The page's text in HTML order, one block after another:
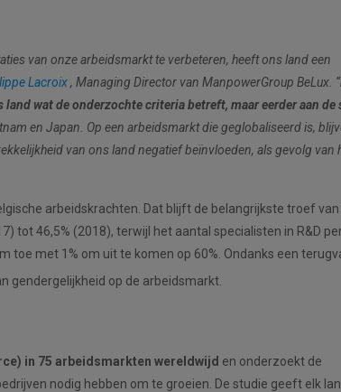
van onze arbeidsmarkt te verbeteren, heeft ons land een
Lacroix, Managing Director van ManpowerGroup BeLux. “
wat de onderzochte criteria betreft, maar eerder aan de
en Japan. Op een arbeidsmarkt die geglobaliseerd is,
van ons land negatief beïnvloeden, als gevolg van
arbeidskrachten. Dat blijft de belangrijkste troef van
tot 46,5% (2018), terwijl het aantal specialisten in R&D
toe met 1% om uit te komen op 60%. Ondanks een
gendergelijkheid op de arbeidsmarkt.
in 75 arbeidsmarkten wereldwijd en onderzoekt de
nodig hebben om te groeien. De studie geeft elk